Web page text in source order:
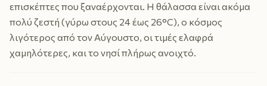
επισκέπτες που ξαναέρχονται. Η θάλασσα είναι ακόμα
πολύ ζεστή (γύρω στους 24 έως 26°C), ο κόσμος
λιγότερος από τον Αύγουστο, οι τιμές ελαφρά
χαμηλότερες, και το νησί πλήρως ανοιχτό.